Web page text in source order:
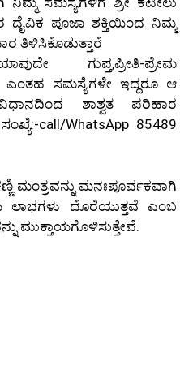
ದೈವಿಕ ಪೂಜಾ ಶಕ್ತಿಯಿಂದ ನಿಮ್ಮ
ತಿಳಿಸಿಕೊಡುತ್ತಾರೆ
ಗುಪ್ತ,ಪ್ರೀತಿ-ಪ್ರೇಮ
ಎಂತಹ ಸಮಸ್ಯೆಗಳೇ ಇದ್ದರೂ ಆ
ಶಾಶ್ವತ ಪರಿಹಾರ
call/WhatsApp 85489
ಮಂತ್ರವನ್ನು ಮನಃಪೂರ್ವಕವಾಗಿ
ಲಾಭಗಳು ದೊರೆಯುತ್ತವೆ ಎಂಬ
ಮುಕ್ತಾಯಗೊಳಿಸುತ್ತೇವೆ.